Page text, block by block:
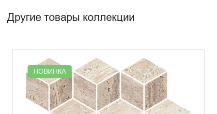
Другие товары коллекции
НОВИНКА